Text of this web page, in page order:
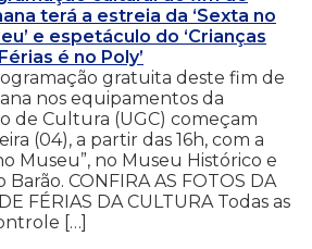
terá a estreia da ‘Sexta no
e espetáculo do ‘Crianças
é no Poly’
gratuita deste fim de
nos equipamentos da
de Cultura (UGC) começam
(04), a partir das 16h, com a
Museu”, no Museu Histórico e
CONFIRA AS FOTOS DA
FÉRIAS DA CULTURA Todas as
[…]